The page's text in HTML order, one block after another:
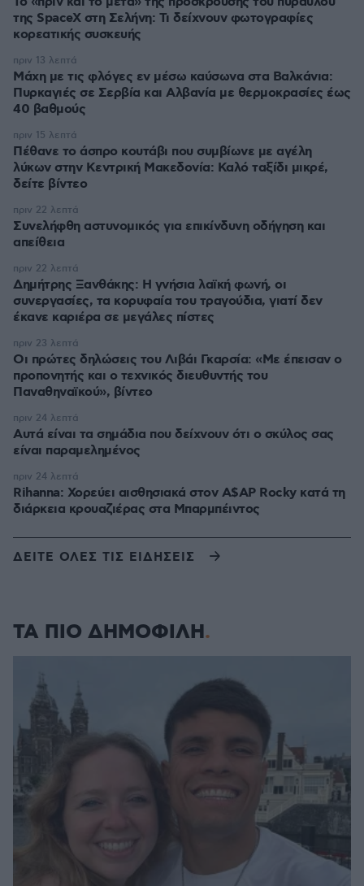
της SpaceX στη Σελήνη: Τι δείχνουν φωτογραφίες
κορεατικής συσκευής
Μάχη με τις φλόγες εν μέσω καύσωνα στα Βαλκάνια:
Πυρκαγιές σε Σερβία και Αλβανία με θερμοκρασίες έως
40 βαθμούς
πριν 13 λεπτά
Πέθανε το άσπρο κουτάβι που συμβίωνε με αγέλη
λύκων στην Κεντρική Μακεδονία: Καλό ταξίδι μικρέ,
δείτε βίντεο
πριν 15 λεπτά
Συνελήφθη αστυνομικός για επικίνδυνη οδήγηση και
απείθεια
πριν 22 λεπτά
Δημήτρης Ξανθάκης: Η γνήσια λαϊκή φωνή, οι
συνεργασίες, τα κορυφαία του τραγούδια, γιατί δεν
έκανε καριέρα σε μεγάλες πίστες
πριν 22 λεπτά
Οι πρώτες δηλώσεις του Λιβάι Γκαρσία: «Με έπεισαν ο
προπονητής και ο τεχνικός διευθυντής του
Παναθηναϊκού», βίντεο
πριν 23 λεπτά
Αυτά είναι τα σημάδια που δείχνουν ότι ο σκύλος σας
είναι παραμελημένος
πριν 24 λεπτά
Rihanna: Χορεύει αισθησιακά στον A$AP Rocky κατά τη
διάρκεια κρουαζιέρας στα Μπαρμπέιντος
πριν 24 λεπτά
ΔΕΙΤΕ ΟΛΕΣ ΤΙΣ ΕΙΔΗΣΕΙΣ
ΤΑ ΠΙΟ ΔΗΜΟΦΙΛΗ